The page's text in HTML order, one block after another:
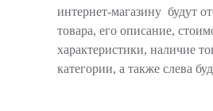
интернет-магазину будут
товара, его описание,
характеристики, наличие
категории, а также слева